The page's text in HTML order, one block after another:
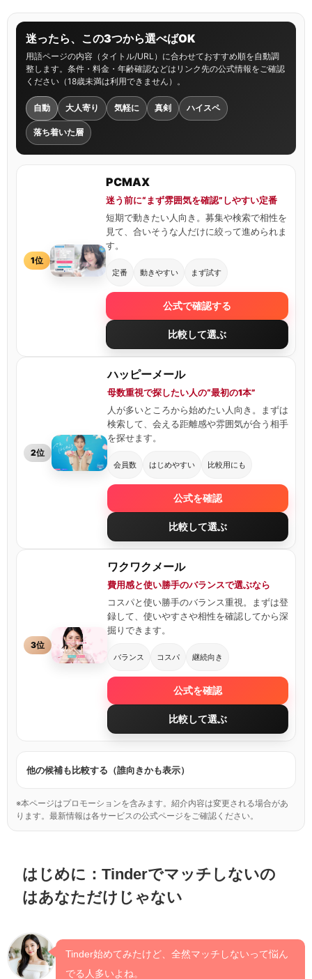
迷ったら、この3つから選べばOK
用語ページの内容（タイトル/URL）に合わせておすすめ順を自動調
整します。条件・料金・年齢確認などはリンク先の公式情報をご確認
ください（18歳未満は利用できません）。
自動 大人寄り 気軽に 真剣 ハイスペ
落ち着いた層
1位
PCMAX
迷う前に“まず雰囲気を確認”しやすい定番
短期で動きたい人向き。募集や検索で相性を
見て、合いそうな人だけに絞って進められま
す。
定番 動きやすい まず試す
公式で確認する
比較して選ぶ
2位
ハッピーメール
母数重視で探したい人の“最初の1本”
人が多いところから始めたい人向き。まずは
検索して、会える距離感や雰囲気が合う相手
を探せます。
会員数 はじめやすい 比較用にも
公式を確認
比較して選ぶ
3位
ワクワクメール
費用感と使い勝手のバランスで選ぶなら
コスパと使い勝手のバランス重視。まずは登
録して、使いやすさや相性を確認してから深
掘りできます。
バランス コスパ 継続向き
公式を確認
比較して選ぶ
他の候補も比較する（誰向きかも表示）
※本ページはプロモーションを含みます。紹介内容は変更される場合があ
ります。最新情報は各サービスの公式ページをご確認ください。
はじめに：Tinderでマッチしないの
はあなただけじゃない
Tinder始めてみたけど、全然マッチしないって悩ん
でる人多いよね。